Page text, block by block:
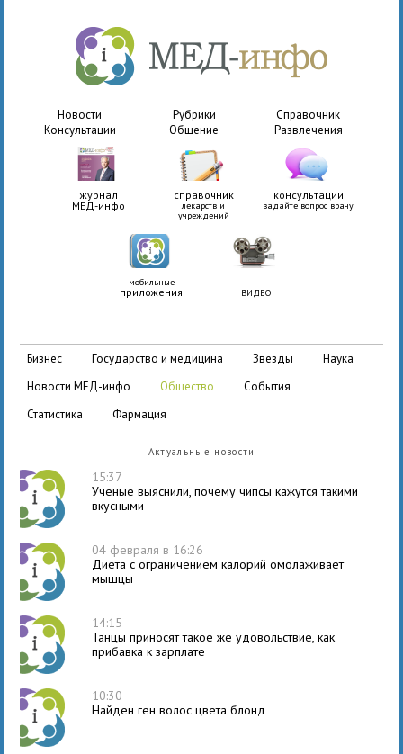
Новости Рубрики
Справочник
Консультации
Общение Развлечения
журнал
МЕД-инфо
справочник
лекарств и
учреждений
консультации
задайте вопрос врачу
мобильные
приложения ВИДЕО
бизнес государство и медицина звезды
наука
новости МЕД-инфо
общество
события
статистика
фармация
Актуальные новости
15:37
Ученые выяснили, почему чипсы кажутся такими
вкусными
04 февраля в 16:26
Диета с ограничением калорий омолаживает
мышцы
14:15
Танцы приносят такое же удовольствие, как
прибавка к зарплате
10:30
Найден ген волос цвета блонд